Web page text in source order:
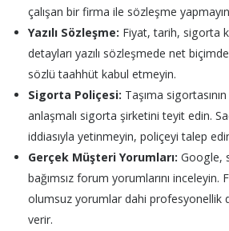
çalışan bir firma ile sözleşme
Yazılı Sözleşme: Fiyat, tarih, sigorta
detayları yazılı sözleşmede net biçimde
sözlü taahhüt kabul etmeyin.
Sigorta Poliçesi: Taşıma
anlaşmalı sigorta şirketini teyit edin.
iddiasıyla yetinmeyin, poliçeyi talep
Gerçek Müşteri Yorumları: Google,
bağımsız forum yorumlarını inceleyin.
olumsuz yorumlar dahi profesyonellik
verir.